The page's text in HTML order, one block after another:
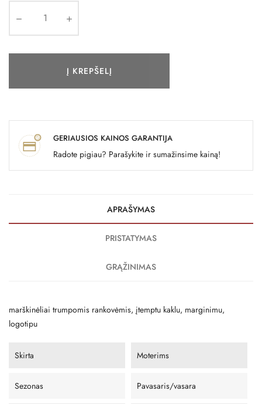
Į KREPŠELĮ
GERIAUSIOS KAINOS GARANTIJA
Radote pigiau? Parašykite ir sumažinsime kainą!
APRAŠYMAS
PRISTATYMAS
GRĄŽINIMAS
marškinėliai trumpomis rankovėmis, įtemptu kaklu, marginimu,
logotipu
Skirta Moterims
Sezonas Pavasaris/vasara